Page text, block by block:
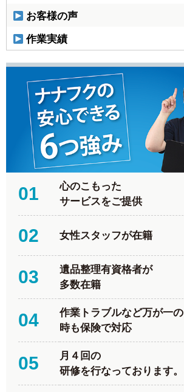
お客様の声
作業実績
01
心のこもった
サービスをご提供
02 女性スタッフが在籍
03
遺品整理有資格者が
多数在籍
04
作業トラブルなど万が一の
時も保険で対応
05
月４回の
研修を行なっております。